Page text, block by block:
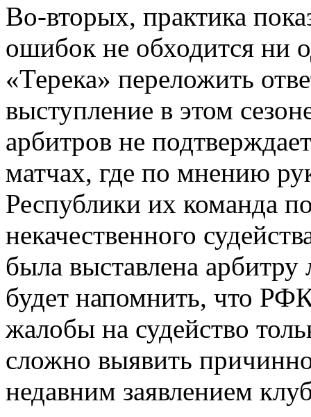
Во-вторых, практика
ошибок не обходится ни
«Терека» переложить
выступление в этом
арбитров не
матчах, где по мнению
Республики их команда
некачественного
была выставлена
будет напомнить, что
жалобы на судейство
сложно выявить
недавним заявлением